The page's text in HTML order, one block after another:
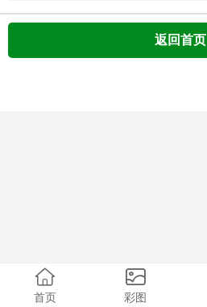
返回首页
首页 彩图